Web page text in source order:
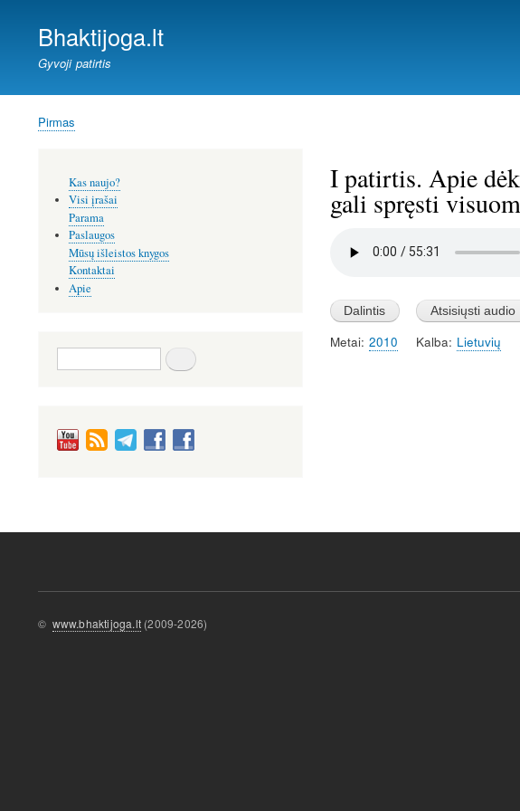
Bhaktijoga.lt
Gyvoji patirtis
Kelias
Pirmas
I patirtis. Apie
gali spręsti
Metai 2010 Kalba Lietuvių
meniu
Kas naujo?
Visi įrašai
Parama
Paslaugos
Mūsų išleistos knygos
Kontaktai
Apie
Paieška
© www.bhaktijoga.lt (2009-2026)